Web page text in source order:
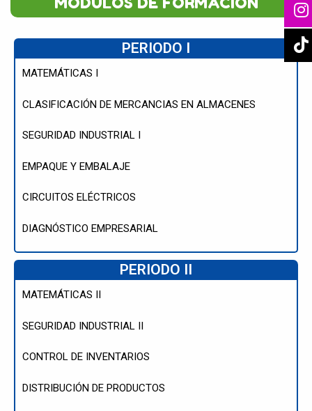
PERIODO I
MATEMÁTICAS I
CLASIFICACIÓN DE MERCANCIAS EN ALMACENES
SEGURIDAD INDUSTRIAL I
EMPAQUE Y EMBALAJE
CIRCUITOS ELÉCTRICOS
DIAGNÓSTICO EMPRESARIAL
PERIODO II
MATEMÁTICAS II
SEGURIDAD INDUSTRIAL II
CONTROL DE INVENTARIOS
DISTRIBUCIÓN DE PRODUCTOS